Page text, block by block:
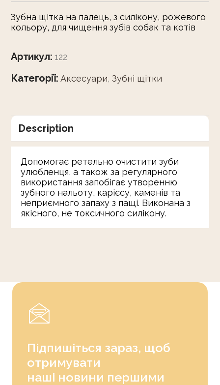
Зубна щітка на палець, з силікону, рожевого
кольору, для чищення зубів собак та котів
Артикул: 122
Категорії: Аксесуари,Зубні щітки
Description
Допомогає ретельно очистити зуби
улюбленця, а також за регулярного
використання запобігає утворенню
зубного нальоту, карієсу, каменів та
неприємного запаху з пащі. Виконана з
якісного, не токсичного силікону.
Підпишіться зараз, щоб
отримувати
наші новини першими